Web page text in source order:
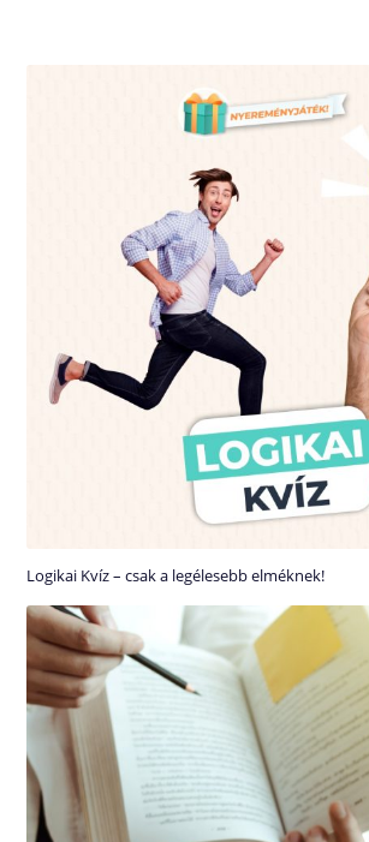
Logikai Kvíz – csak a legélesebb elméknek!